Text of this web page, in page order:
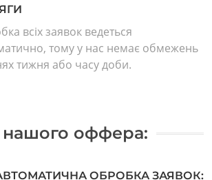
всіх заявок ведеться
тому у нас немає обмежень
тижня або часу доби.
нашого оффера:
ОБРОБКА ЗАЯВОК: